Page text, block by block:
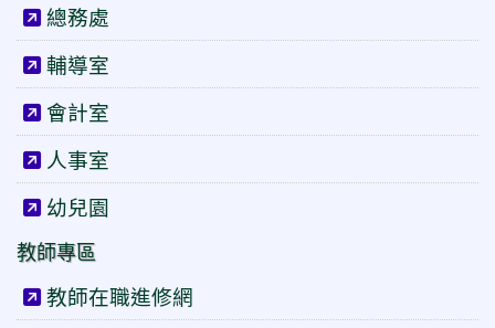
總務處
輔導室
會計室
人事室
幼兒園
教師專區
教師在職進修網